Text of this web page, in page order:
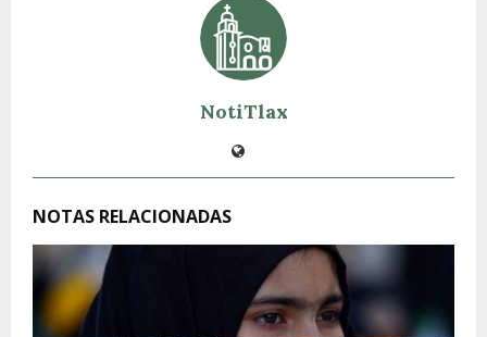
NotiTlax
NOTAS RELACIONADAS